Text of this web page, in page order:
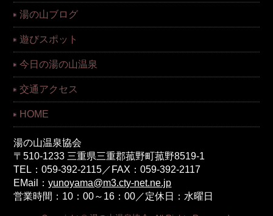
湯の山ブログ
遊びスポット
今日の湯の山温泉
交通アクセス
HOME
湯の山温泉協会
〒510-1233 三重県三重郡菰野町菰野8519-1
TEL：059-392-2115／FAX：059-392-2117
EMail：yunoyama@m3.cty-net.ne.jp
営業時間：10：00～16：00／定休日：水曜日